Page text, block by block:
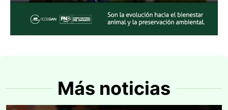
Más noticias